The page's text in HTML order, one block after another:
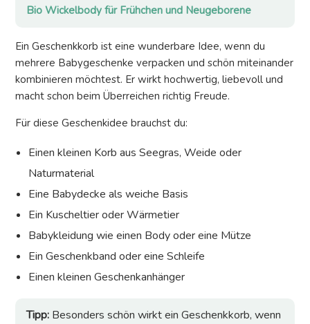
Bio Wickelbody für Frühchen und Neugeborene
Ein Geschenkkorb ist eine wunderbare Idee, wenn du
mehrere Babygeschenke verpacken und schön miteinander
kombinieren möchtest. Er wirkt hochwertig, liebevoll und
macht schon beim Überreichen richtig Freude.
Für diese Geschenkidee brauchst du:
Einen kleinen Korb aus Seegras, Weide oder
Naturmaterial
Eine Babydecke als weiche Basis
Ein Kuscheltier oder Wärmetier
Babykleidung wie einen Body oder eine Mütze
Ein Geschenkband oder eine Schleife
Einen kleinen Geschenkanhänger
Tipp: Besonders schön wirkt ein Geschenkkorb, wenn